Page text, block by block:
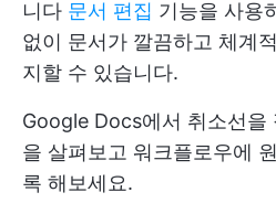
니다 문서 편집 기능을 사용
없이 문서가 깔끔하고 체계
지할 수 있습니다.
Google Docs에서 취소선을
을 살펴보고 워크플로우에
록 해보세요.